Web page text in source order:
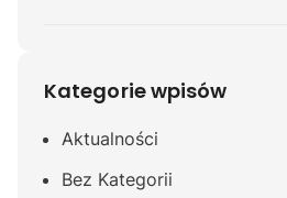
Kategorie wpisów
Aktualności
Bez Kategorii